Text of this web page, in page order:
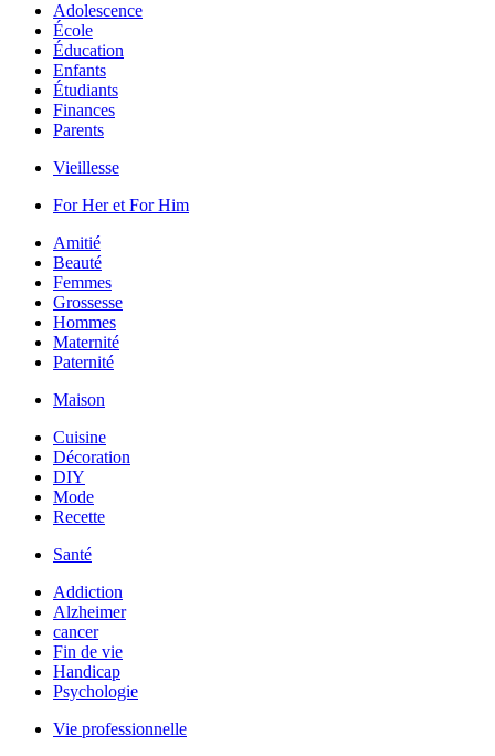
Adolescence
École
Éducation
Enfants
Étudiants
Finances
Parents
Vieillesse
For Her et For Him
Amitié
Beauté
Femmes
Grossesse
Hommes
Maternité
Paternité
Maison
Cuisine
Décoration
DIY
Mode
Recette
Santé
Addiction
Alzheimer
cancer
Fin de vie
Handicap
Psychologie
Vie professionnelle